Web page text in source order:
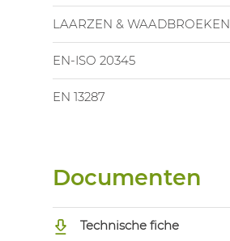
LAARZEN & WAADBROEKEN
EN-ISO 20345
EN 13287
Documenten
Technische fiche